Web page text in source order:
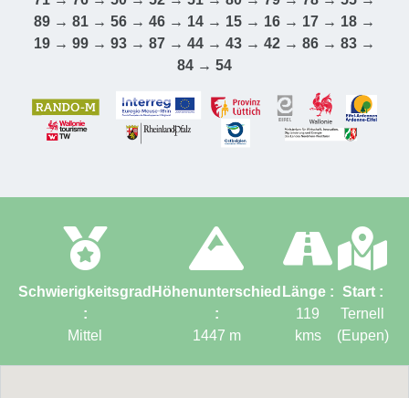
89 → 81 → 56 → 46 → 14 → 15 → 16 → 17 → 18 →
19 → 99 → 93 → 87 → 44 → 43 → 42 → 86 → 83 →
84 → 54
Schwierigkeitsgrad
:
Mittel
Höhenunterschied
:
1447 m
Länge :
119
kms
Start :
Ternell
(Eupen)